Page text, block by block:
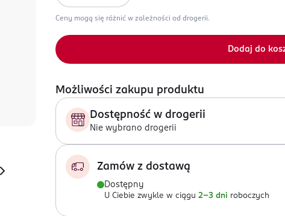
Ceny mogą się różnić w zależności od drogerii.
Dodaj do
Możliwości zakupu produktu
Dostępność w drogerii
Nie wybrano drogerii
Zamów z dostawą
Dostępny
U Ciebie zwykle w ciągu 2-3 dni roboczych